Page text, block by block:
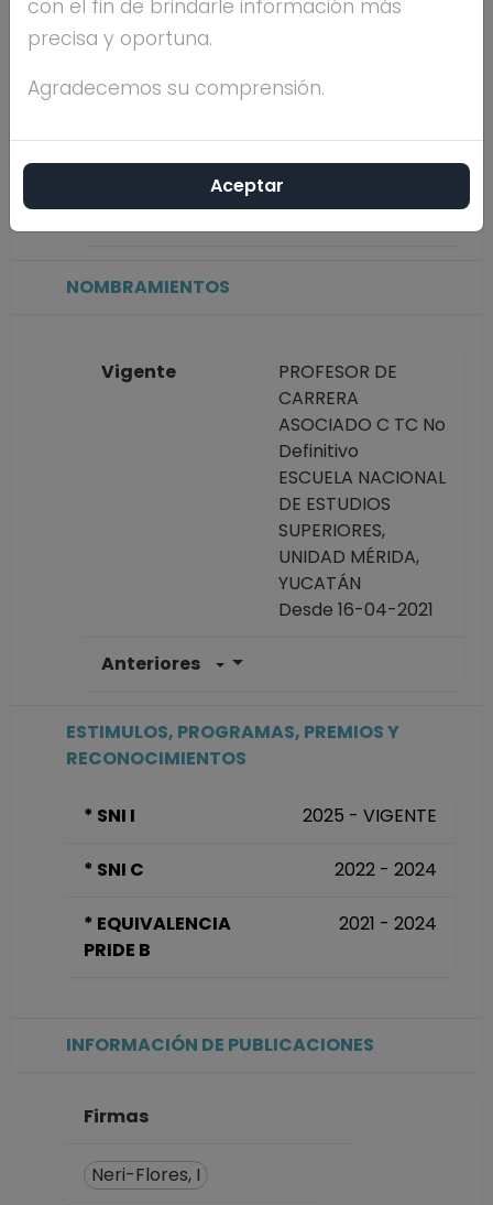
Máximo nivel de
Antigüedad
académica en la
4 años
NOMBRAMIENTOS
Vigente
PROFESOR DE
CARRERA
ASOCIADO C TC No
Definitivo
ESCUELA NACIONAL
DE ESTUDIOS
SUPERIORES,
UNIDAD MÉRIDA,
YUCATÁN
Desde 16-04-2021
Anteriores
ESTIMULOS, PROGRAMAS, PREMIOS Y
RECONOCIMIENTOS
* SNI I 2025 - VIGENTE
* SNI C 2022 - 2024
* EQUIVALENCIA
PRIDE B
2021 - 2024
INFORMACIÓN DE PUBLICACIONES
Firmas
Neri-Flores, I
con el fin de brindarle información más
precisa y oportuna.
Agradecemos su comprensión.
Aceptar